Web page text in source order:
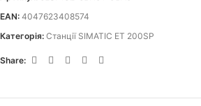
EAN: 4047623408574
Категорія: Станції SIMATIC ET 200SP
Share: